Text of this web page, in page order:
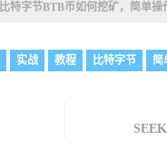
比特字节BTB币如何挖矿，简单操
实战 教程 比特字节 简